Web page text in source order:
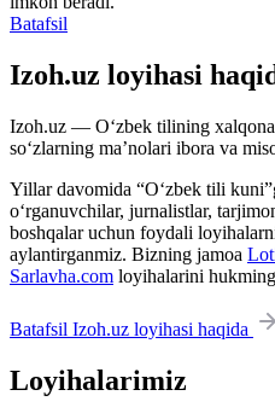
Batafsil
Izoh.uz loyihasi
Izoh.uz — O‘zbek tilining
so‘zlarning ma’nolari ibora va
Yillar davomida “O‘zbek tili
o‘rganuvchilar, jurnalistlar,
boshqalar uchun foydali
aylantirganmiz. Bizning jamoa
Sarlavha.com loyihalarini
Batafsil Izoh.uz loyihasi haqida
Loyihalarimiz